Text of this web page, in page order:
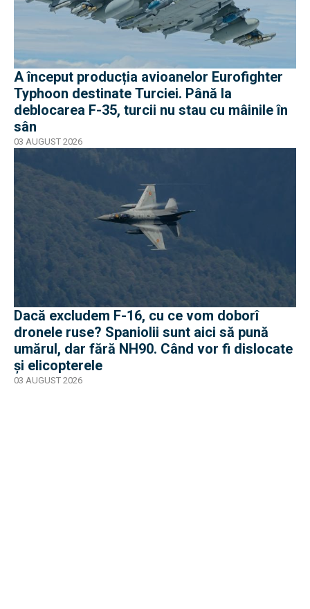
A început producția avioanelor Eurofighter
Typhoon destinate Turciei. Până la
deblocarea F-35, turcii nu stau cu mâinile în
sân
03 AUGUST 2026
Dacă excludem F-16, cu ce vom doborî
dronele ruse? Spaniolii sunt aici să pună
umărul, dar fără NH90. Când vor fi dislocate
și elicopterele
03 AUGUST 2026